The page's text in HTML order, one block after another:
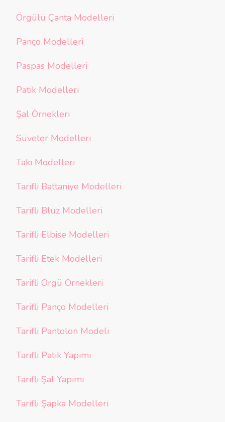
Örgülü Çanta Modelleri
Panço Modelleri
Paspas Modelleri
Patik Modelleri
Şal Örnekleri
Süveter Modelleri
Takı Modelleri
Tarifli Battaniye Modelleri
Tarifli Bluz Modelleri
Tarifli Elbise Modelleri
Tarifli Etek Modelleri
Tarifli Örgü Örnekleri
Tarifli Panço Modelleri
Tarifli Pantolon Modeli
Tarifli Patik Yapımı
Tarifli Şal Yapımı
Tarifli Şapka Modelleri